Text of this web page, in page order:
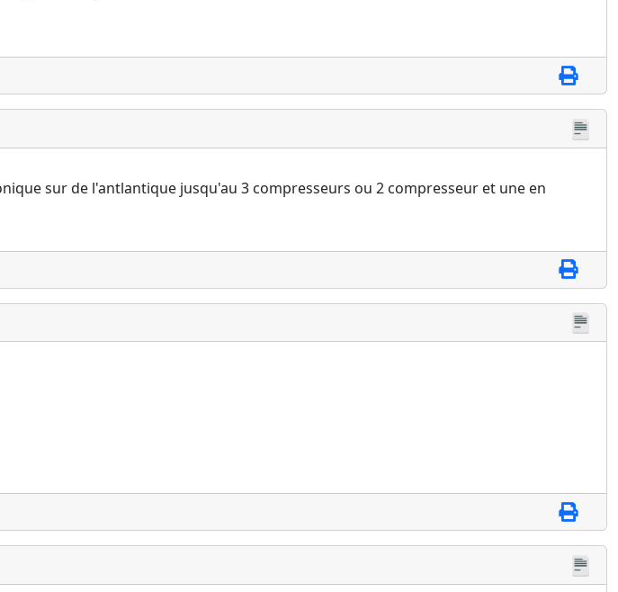
sur de l'antlantique jusqu'au 3 compresseurs ou 2 compresseur et une en